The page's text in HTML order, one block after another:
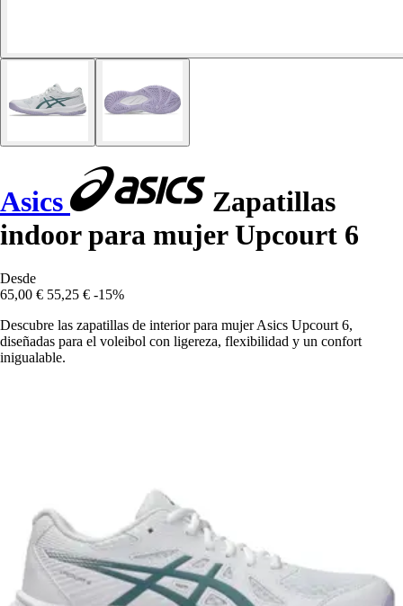
Asics
Zapatillas
indoor para mujer Upcourt 6
Desde
65,00 € 55,25 € -15%
Descubre las zapatillas de interior para mujer Asics Upcourt 6,
diseñadas para el voleibol con ligereza, flexibilidad y un confort
inigualable.